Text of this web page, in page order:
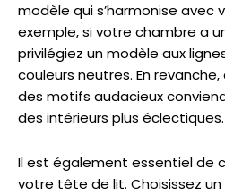
modèle qui s’harmonise avec
exemple, si votre chambre a
privilégiez un modèle aux
couleurs neutres. En
des motifs audacieux
des intérieurs plus éclectiques.
Il est également essentiel de
votre tête de lit. Choisissez